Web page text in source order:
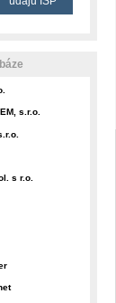
s.r.o.
s r.o.